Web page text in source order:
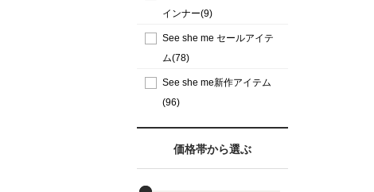
インナー(9)
See she me セールアイテ
ム(78)
See she me新作アイテム
(96)
価格帯から選ぶ